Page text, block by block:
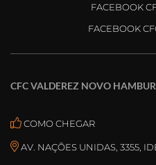
FACEBOOK
FACEBOOK
CFC VALDEREZ NOVO
COMO CHEGAR
AV. NAÇÕES UNIDAS, 3355,